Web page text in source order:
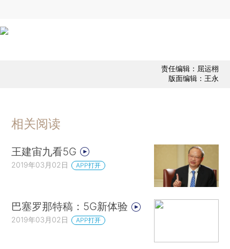
责任编辑：屈运栩
版面编辑：王永
相关阅读
王建宙九看5G
2019年03月02日 APP打开
巴塞罗那特稿：5G新体验
2019年03月02日 APP打开